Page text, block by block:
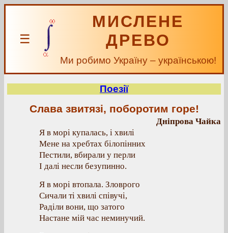
☰
МИСЛЕНЕ
ДРЕВО
Ми робимо Україну – українською!
Поезії
Слава звитязі, поборотим горе!
Дніпрова Чайка
Я в морі купалась, і хвилі
Мене на хребтах білопінних
Пестили, вбирали у перли
І далі несли безупинно.
Я в морі втопала. Зловрого
Сичали ті хвилі співучі,
Раділи вони, що затого
Настане мій час неминучий.